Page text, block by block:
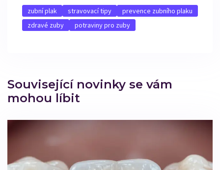
zubní plak stravovací tipy
prevence zubního plaku
zdravé zuby
potraviny pro zuby
Související novinky se vám
mohou líbit